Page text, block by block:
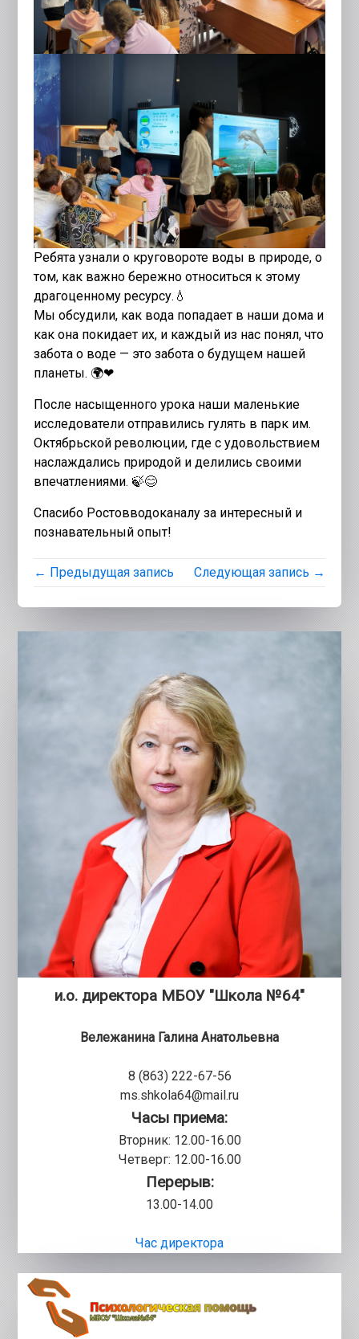
Ребята узнали о круговороте воды в природе, о
том, как важно бережно относиться к этому
драгоценному ресурсу.💧
Мы обсудили, как вода попадает в наши дома и
как она покидает их, и каждый из нас понял, что
забота о воде — это забота о будущем нашей
планеты. 🌍❤
После насыщенного урока наши маленькие
исследователи отправились гулять в парк им.
Октябрьской революции, где с удовольствием
наслаждались природой и делились своими
впечатлениями. 🍃😊
Спасибо Ростовводоканалу за интересный и
познавательный опыт!
← Предыдущая запись Следующая запись →
и.о. директора МБОУ "Школа №64"
Вележанина Галина Анатольевна
8 (863) 222-67-56
ms.shkola64@mail.ru
Часы приема:
Вторник: 12.00-16.00
Четверг: 12.00-16.00
Перерыв:
13.00-14.00
Час директора